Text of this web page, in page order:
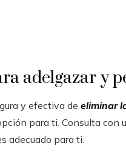
adelgazar y
y efectiva de eliminar
para ti. Consulta
adecuado para ti.